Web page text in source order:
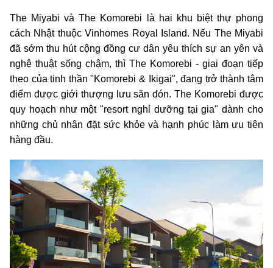
The Miyabi và The Komorebi là hai khu biệt thự phong
cách Nhật thuộc Vinhomes Royal Island. Nếu The Miyabi
đã sớm thu hút cộng đồng cư dân yêu thích sự an yên và
nghệ thuật sống chậm, thì The Komorebi - giai đoạn tiếp
theo của tinh thần "Komorebi & Ikigai", đang trở thành tâm
điểm được giới thượng lưu săn đón. The Komorebi được
quy hoạch như một "resort nghỉ dưỡng tại gia" dành cho
những chủ nhân đặt sức khỏe và hạnh phúc làm ưu tiên
hàng đầu.